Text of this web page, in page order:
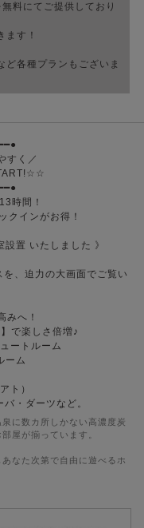
料にてご提供しており
ます！
ど各種プランもございま
すく／
時間！
クインがお得！
いたしました 》
、迫力の大画面でご覧い
みへ！
で楽しさ倍増♪
ートルーム
ーム
ト）
・ダーツなど。
に数カ所しかない高濃度炭
屋が揃っています。
なた次第で自由に遊べるホ